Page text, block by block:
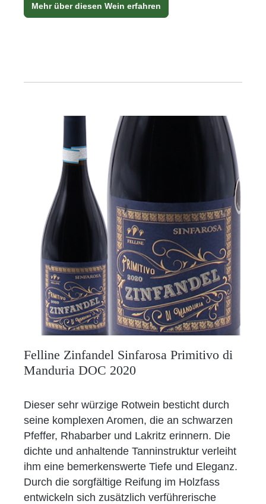
Mehr über diesen Wein erfahren
Felline Zinfandel Sinfarosa Primitivo di
Manduria DOC 2020
Dieser sehr würzige Rotwein besticht durch
seine komplexen Aromen, die an schwarzen
Pfeffer, Rhabarber und Lakritz erinnern. Die
dichte und anhaltende Tanninstruktur verleiht
ihm eine bemerkenswerte Tiefe und Eleganz.
Durch die sorgfältige Reifung im Holzfass
entwickeln sich zusätzlich verführerische